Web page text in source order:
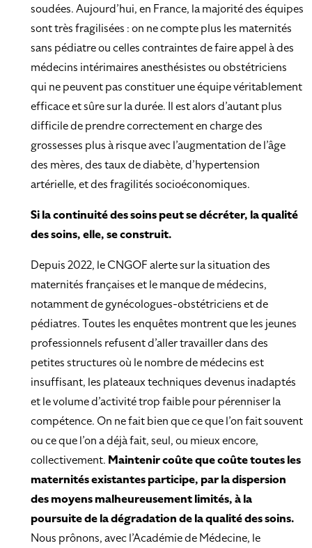
soudées. Aujourd’hui, en France, la majorité des équipes
sont très fragilisées : on ne compte plus les maternités
sans pédiatre ou celles contraintes de faire appel à des
médecins intérimaires anesthésistes ou obstétriciens
qui ne peuvent pas constituer une équipe véritablement
efficace et sûre sur la durée. Il est alors d’autant plus
difficile de prendre correctement en charge des
grossesses plus à risque avec l’augmentation de l’âge
des mères, des taux de diabète, d’hypertension
artérielle, et des fragilités socioéconomiques.
Si la continuité des soins peut se décréter, la qualité
des soins, elle, se construit.
Depuis 2022, le CNGOF alerte sur la situation des
maternités françaises et le manque de médecins,
notamment de gynécologues-obstétriciens et de
pédiatres. Toutes les enquêtes montrent que les jeunes
professionnels refusent d’aller travailler dans des
petites structures où le nombre de médecins est
insuffisant, les plateaux techniques devenus inadaptés
et le volume d’activité trop faible pour pérenniser la
compétence. On ne fait bien que ce que l’on fait souvent
ou ce que l’on a déjà fait, seul, ou mieux encore,
collectivement. Maintenir coûte que coûte toutes les
maternités existantes participe, par la dispersion
des moyens malheureusement limités, à la
poursuite de la dégradation de la qualité des soins.
Nous prônons, avec l’Académie de Médecine, le